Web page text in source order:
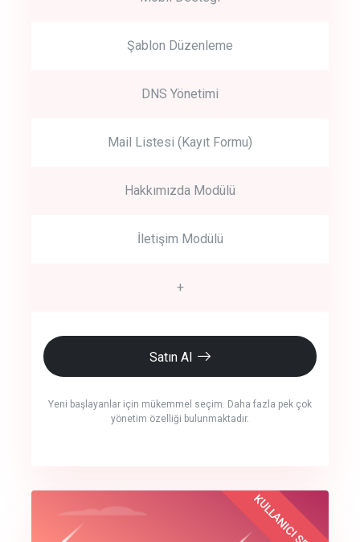
Şablon Düzenleme
DNS Yönetimi
Mail Listesi (Kayıt Formu)
Hakkımızda Modülü
İletişim Modülü
+
Satın Al
Yeni başlayanlar için mükemmel seçim. Daha fazla pek çok
yönetim özelliği bulunmaktadır.
crm auto cync
Best Choice